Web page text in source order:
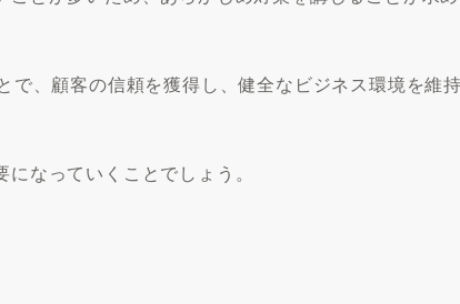
、顧客の信頼を獲得し、健全なビジネス環境を維
なっていくことでしょう。